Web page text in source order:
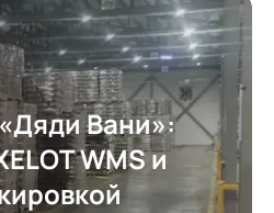
Вани»:
WMS и